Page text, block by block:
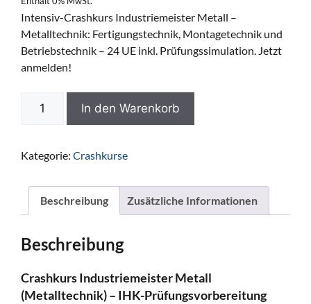
Intensiv-Crashkurs Industriemeister Metall –
Metalltechnik: Fertigungstechnik, Montagetechnik und
Betriebstechnik – 24 UE inkl. Prüfungssimulation. Jetzt
anmelden!
In den Warenkorb
Kategorie: Crashkurse
Beschreibung Zusätzliche Informationen
Beschreibung
Crashkurs Industriemeister Metall
(Metalltechnik) – IHK-Prüfungsvorbereitung